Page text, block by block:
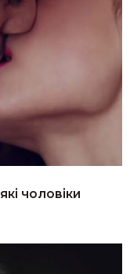
чоловіки